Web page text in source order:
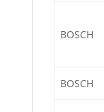
BOSCH
BOSCH